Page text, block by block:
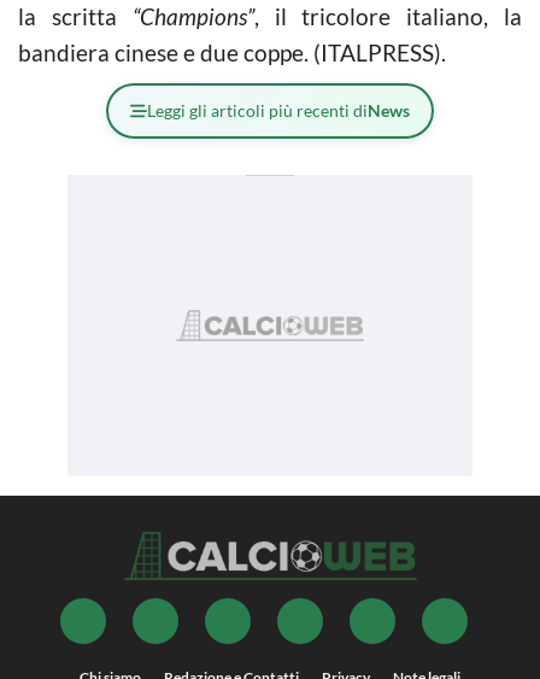
la scritta “Champions”, il tricolore italiano, la
bandiera cinese e due coppe. (ITALPRESS).
Leggi gli articoli più recenti diNews